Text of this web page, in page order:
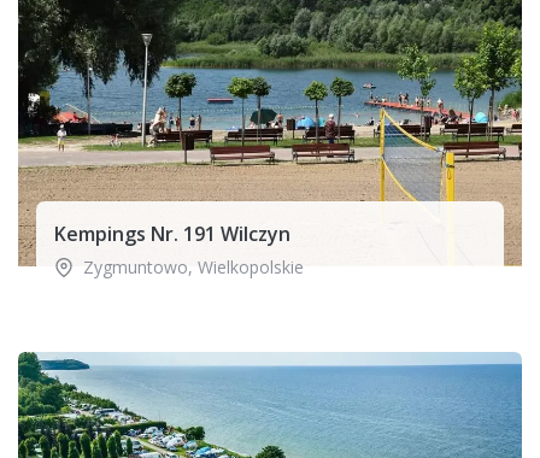
Kempings Nr. 191 Wilczyn
Zygmuntowo, Wielkopolskie